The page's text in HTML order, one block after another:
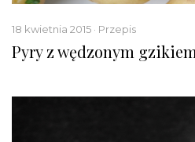
18 kwietnia 2015 · Przepis
Pyry z wędzonym gzikiem